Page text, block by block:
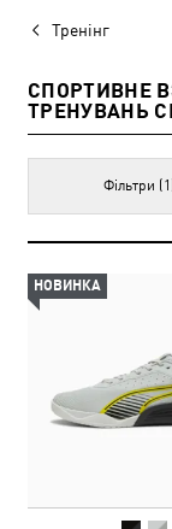
Тренінг
СПОРТИВНЕ
ТРЕНУВАНЬ
Фільтри
НОВИНКА